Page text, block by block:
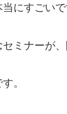
にすごいで
ミナーが、
。